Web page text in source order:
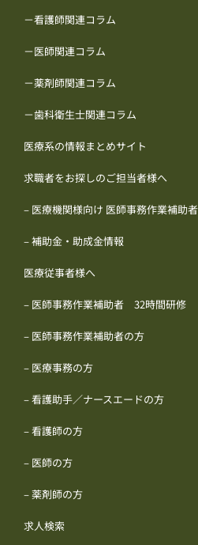
－看護師関連コラム
－医師関連コラム
－薬剤師関連コラム
－歯科衛生士関連コラム
医療系の情報まとめサイト
求職者をお探しのご担当者様へ
– 医療機関様向け 医師事務作業補助
– 補助金・助成金情報
医療従事者様へ
– 医師事務作業補助者 32時間研修
– 医師事務作業補助者の方
– 医療事務の方
– 看護助手／ナースエードの方
– 看護師の方
– 医師の方
– 薬剤師の方
求人検索